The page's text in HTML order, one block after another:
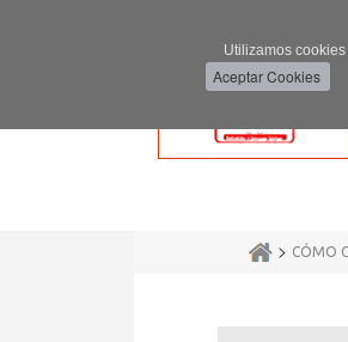
Utilizamos
> CÓMO